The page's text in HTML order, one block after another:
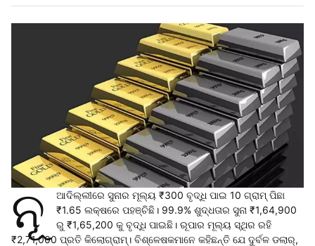
ନୂ
ଆଦିଲ୍ଲୀରେ ସୁନାର ମୂଲ୍ୟ ₹300 ବୃଦ୍ଧି ପାଇ 10 ଗ୍ରାମ୍‌ ପିଛା
₹1.65 ଲକ୍ଷରେ ପହଞ୍ଚିଛି। 99.9% ଶୁଦ୍ଧତାର ସୁନା ₹1,64,900
ରୁ ₹1,65,200 କୁ ବୃଦ୍ଧି ପାଇଛି। ରୂପାର ମୂଲ୍ୟ ସ୍ଥିର ରହି
₹2,71,000 ପ୍ରତି କିଲୋଗ୍ରାମ୍‌। ବିଶ୍ଳେଷକମାନେ କହିଛନ୍ତି ଯେ ଦୁର୍ବଳ ଡଲାର୍‌,